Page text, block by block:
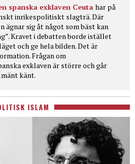
spanska exklaven Ceuta har på
inrikespolitiskt slagträ. Där
ägnar sig åt något som bäst kan
Kravet i debatten borde istället
och ge hela bilden. Det är
Frågan om
exklaven är större och går
känt.
ISLAM